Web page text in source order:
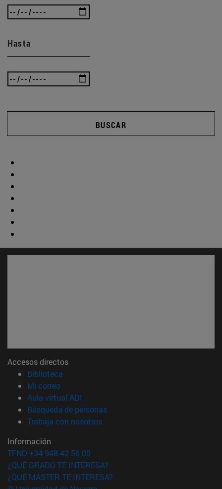
Hasta
BUSCAR
Accesos directos
Biblioteca
Mi correo(abre en nueva ventana)
Aula virtual ADI
Búsqueda de personas(abre en nueva ventana)
Trabaja con nosotros(abre en nueva ventana)
Información
TFNO +34 948 42 56 00
¿QUÉ GRADO TE INTERESA?
¿QUÉ MÁSTER TE INTERESA?